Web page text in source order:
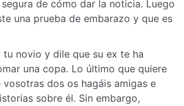
de cómo dar la noticia. Luego
una prueba de embarazo y que es
tu novio y dile que su ex te ha
una copa. Lo último que quiere
dos os hagáis amigas e
sobre él. Sin embargo,